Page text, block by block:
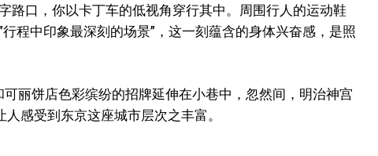
路口，你以卡丁车的低视角穿行其中。周围行人的运动鞋
程中印象最深刻的场景”，这一刻蕴含的身体兴奋感，是照
丽饼店色彩缤纷的招牌延伸在小巷中，忽然间，明治神宫
感受到东京这座城市层次之丰富。